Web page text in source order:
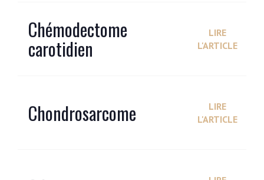
Chémodectome
carotidien
LIRE
L'ARTICLE
Chondrosarcome
LIRE
L'ARTICLE